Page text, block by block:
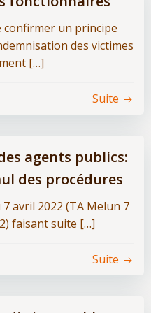
confirmer un principe
des victimes
[…]
Suite
agents publics:
des procédures
avril 2022 (TA Melun 7
faisant suite […]
Suite